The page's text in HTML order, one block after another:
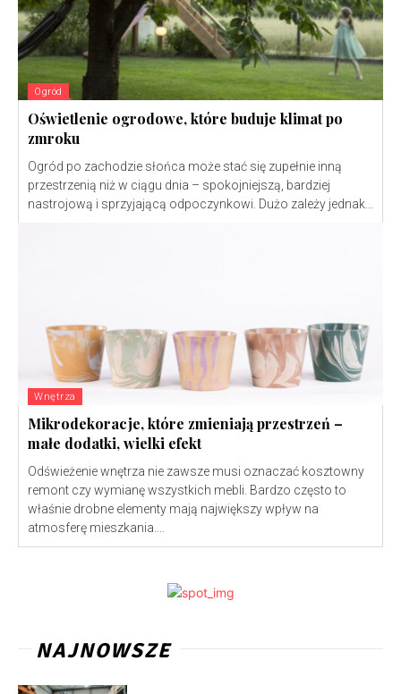
Ogród
Oświetlenie ogrodowe, które buduje klimat po
zmroku
Ogród po zachodzie słońca może stać się zupełnie inną
przestrzenią niż w ciągu dnia – spokojniejszą, bardziej
nastrojową i sprzyjającą odpoczynkowi. Dużo zależy jednak...
Wnętrza
Mikrodekoracje, które zmieniają przestrzeń –
małe dodatki, wielki efekt
Odświeżenie wnętrza nie zawsze musi oznaczać kosztowny
remont czy wymianę wszystkich mebli. Bardzo często to
właśnie drobne elementy mają największy wpływ na
atmosferę mieszkania....
NAJNOWSZE